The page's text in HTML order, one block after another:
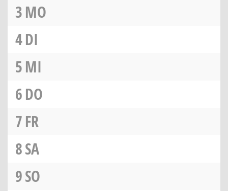
3MO
4DI
5MI
6DO
7FR
8SA
9SO